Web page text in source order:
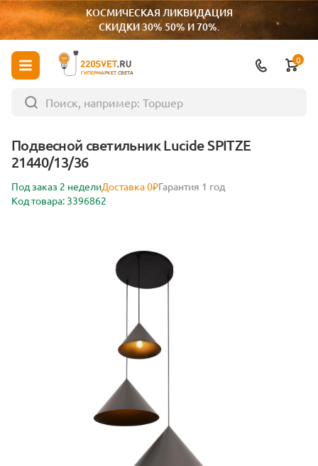
КОСМИЧЕСКАЯ ЛИКВИДАЦИЯ
СКИДКИ 30% 50% И 70%.
ГИПЕРМАРКЕТ СВЕТА
0
Подвесной светильник Lucide SPITZE
21440/13/36
Под заказ 2 неделиДоставка 0₽Гарантия 1 год
Код товара: 3396862